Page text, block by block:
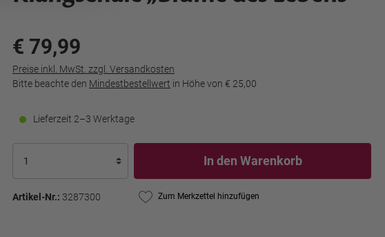
€ 79,99
Preise inkl. MwSt. zzgl. Versandkosten
Bitte beachte den Mindestbestellwert in Höhe von € 25,00
Lieferzeit 2–3 Werktage
In den Warenkorb
Artikel-Nr.: 3287300 Zum Merkzettel hinzufügen